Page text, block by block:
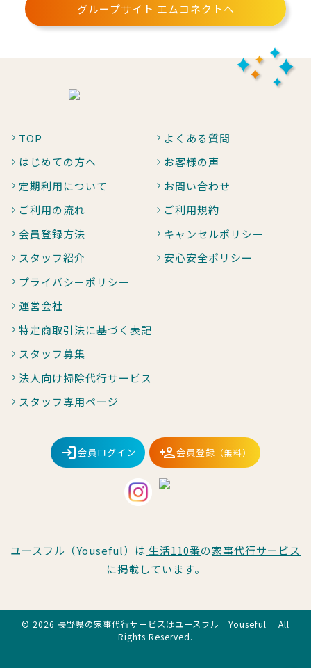
グループサイト エムコネクトへ
TOP
はじめての方へ
定期利用について
ご利用の流れ
会員登録方法
スタッフ紹介
よくある質問
お客様の声
お問い合わせ
ご利用規約
キャンセルポリシー
安心安全ポリシー
プライバシーポリシー
運営会社
特定商取引法に基づく表記
スタッフ募集
法人向け掃除代行サービス
スタッフ専用ページ
会員ログイン 会員登録 （無料）
ユースフル（Youseful）は 生活110番の家事代行サービス
に掲載しています。
© 2026 長野県の家事代行サービスはユースフル Youseful All
Rights Reserved.